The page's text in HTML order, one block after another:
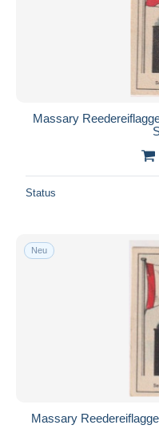
Massary
Status
Neu
Massary